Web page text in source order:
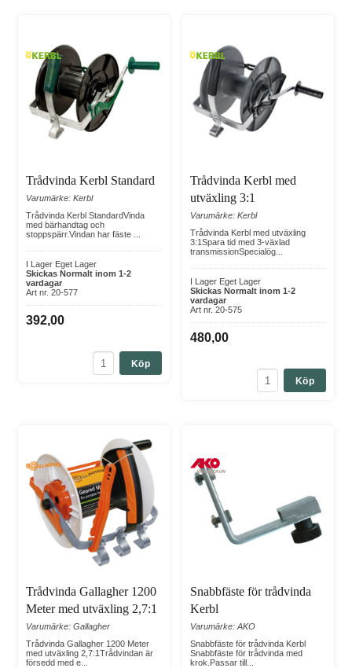
Trådvinda Kerbl Standard
Varumärke: Kerbl
Trådvinda Kerbl StandardVinda
med bärhandtag och
stoppspärr.Vindan har fäste ...
I Lager Eget Lager
Skickas Normalt inom 1-2
vardagar
Art nr. 20-577
392,00
Köp
Trådvinda Kerbl med
utväxling 3:1
Varumärke: Kerbl
Trådvinda Kerbl med utväxling
3:1Spara tid med 3-växlad
transmissionSpecialög...
I Lager Eget Lager
Skickas Normalt inom 1-2
vardagar
Art nr. 20-575
480,00
Köp
Trådvinda Gallagher 1200
Meter med utväxling 2,7:1
Varumärke: Gallagher
Trådvinda Gallagher 1200 Meter
med utväxling 2,7:1Trådvindan är
försedd med e...
Snabbfäste för trådvinda
Kerbl
Varumärke: AKO
Snabbfäste för trådvinda Kerbl
Snabbfäste för trådvinda med
krok.Passar till...